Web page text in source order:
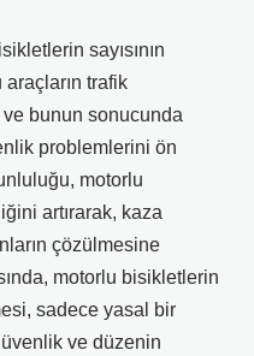
sayısının
araçların trafik
bunun sonucunda
problemlerini ön
motorlu
artırarak, kaza
çözülmesine
motorlu bisikletlerin
sadece yasal bir
ve düzenin